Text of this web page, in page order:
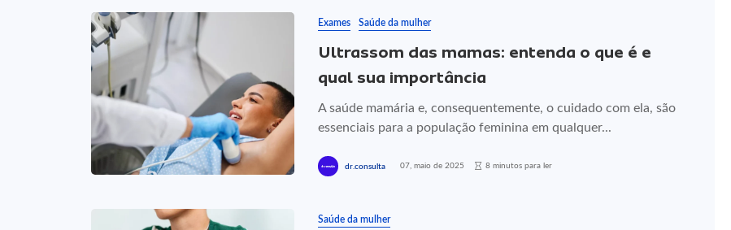
Exames Saúde da mulher
Ultrassom das mamas: entenda o que é e
qual sua importância
A saúde mamária e, consequentemente, o cuidado com ela, são
essenciais para a população feminina em qualquer...
dr.consulta 07, maio de 2025 8 minutos para ler
Saúde da mulher